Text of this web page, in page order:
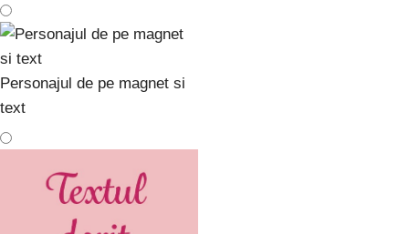
Personajul de pe magnet si
text